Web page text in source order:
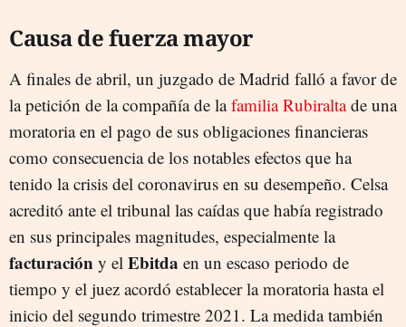
Causa de fuerza mayor
A finales de abril, un juzgado de Madrid falló a favor de
la petición de la compañía de lafamilia Rubiraltade una
moratoria en el pago de sus obligaciones financieras
como consecuencia de los notables efectos que ha
tenido la crisis del coronavirus en su desempeño. Celsa
acreditó ante el tribunal las caídas que había registrado
en sus principales magnitudes, especialmente la
facturación y el Ebitda en un escaso periodo de
tiempo y el juez acordó establecer la moratoria hasta el
inicio del segundo trimestre 2021. La medida también